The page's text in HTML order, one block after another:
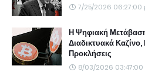
7/25/2026 06:27:00
Η Ψηφιακή
Διαδικτυακά
Προκλήσεις
8/03/2026 03:47:00